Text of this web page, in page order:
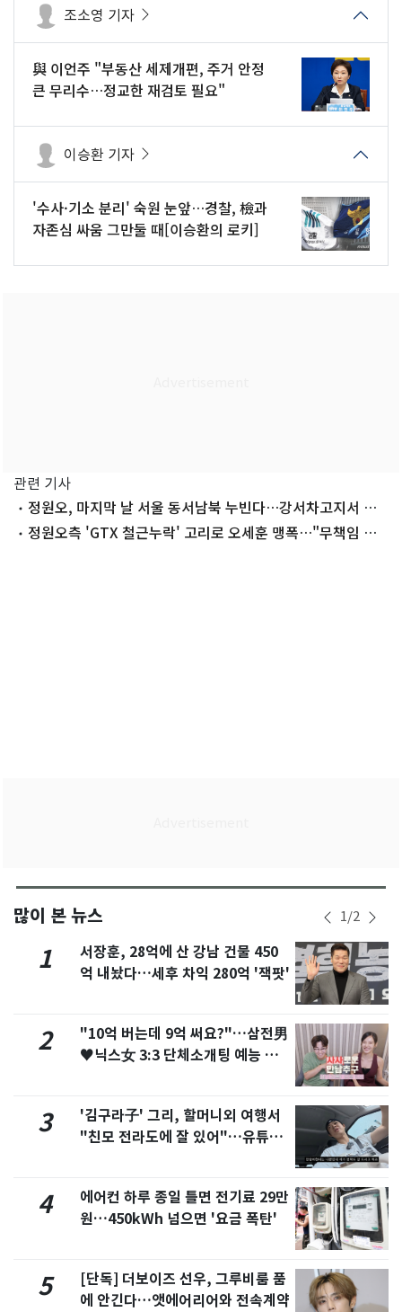
조소영 기자
與 이언주 "부동산 세제개편, 주거 안정
큰 무리수…정교한 재검토 필요"
이승환 기자
'수사·기소 분리' 숙원 눈앞…경찰, 檢과
자존심 싸움 그만둘 때[이승환의 로키]
관련 기사
정원오, 마지막 날 서울 동서남북 누빈다…강서차고지서 출
발 정원오측 'GTX 철근누락' 고리로 오세훈 맹폭…"무책임 극
많이 본 뉴스 1/2
1
서장훈, 28억에 산 강남 건물 450
억 내놨다…세후 차익 280억 '잭팟'
2
"10억 버는데 9억 써요?"…삼전男
♥닉스女 3:3 단체소개팅 예능 화
3
'김구라子' 그리, 할머니외 여행서
"친모 전라도에 잘 있어"…유튜브
4
에어컨 하루 종일 틀면 전기료 29만
원…450kWh 넘으면 '요금 폭탄'
5
[단독] 더보이즈 선우, 그루비룸 품
에 안긴다…앳에어리어와 전속계약